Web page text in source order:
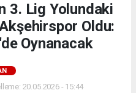
3. Lig Yolundaki
Oldu:
Oynanacak
20.05.2026 - 15:44